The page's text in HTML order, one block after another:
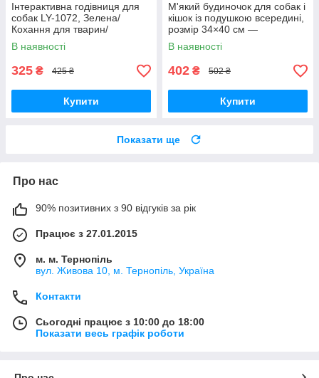
Інтерактивна годівниця для
собак LY-1072, Зелена/
Кохання для тварин/
Гарматина-неваляйко для
повільного годування
В наявності
325 ₴ 425 ₴
Купити
М'який будиночок для собак і
кішок із подушкою всередині,
розмір 34×40 см —
комфортне укриття для
хатніх тварин
В наявності
402 ₴ 502 ₴
Купити
Показати ще
Про нас
90% позитивних з 90 відгуків за рік
Працює з 27.01.2015
м. м. Тернопіль
вул. Живова 10, м. Тернопіль, Україна
Контакти
Сьогодні працює з 10:00 до 18:00
Показати весь графік роботи